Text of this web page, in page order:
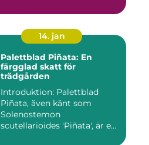
14. jan
Palettblad Piñata: En
färgglad skatt för
trädgården
Introduktion: Palettblad
Piñata, även känt som
Solenostemon
scutellarioides 'Piñata', är en